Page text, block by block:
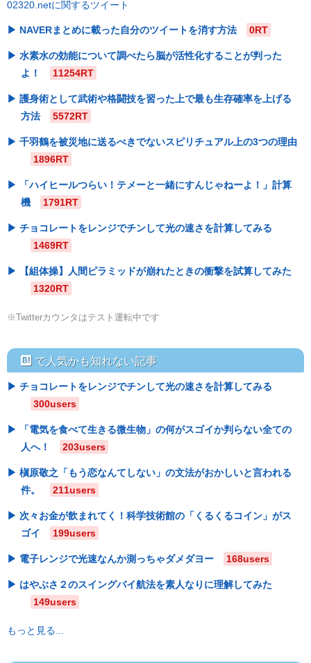
02320.netに関するツイート
NAVERまとめに載った自分のツイートを消す方法 0RT
水素水の効能について調べたら脳が活性化することが判った
よ！
11254RT
護身術として武術や格闘技を習った上で最も生存確率を上げる
方法
5572RT
千羽鶴を被災地に送るべきでないスピリチュアル上の3つの理由
1896RT
「ハイヒールつらい！テメーと一緒にすんじゃねーよ！」計算
機
1791RT
チョコレートをレンジでチンして光の速さを計算してみる
1469RT
【組体操】人間ピラミッドが崩れたときの衝撃を試算してみた
1320RT
※Twitterカウンタはテスト運転中です
hatebu で人気かも知れない記事
チョコレートをレンジでチンして光の速さを計算してみる
300users
「電気を食べて生きる微生物」の何がスゴイか判らない全ての
人へ！
203users
槇原敬之「もう恋なんてしない」の文法がおかしいと言われる
件。
211users
次々お金が飲まれてく！科学技術館の「くるくるコイン」がス
ゴイ
199users
電子レンジで光速なんか測っちゃダメダヨー 168users
はやぶさ２のスイングバイ航法を素人なりに理解してみた
149users
もっと見る...